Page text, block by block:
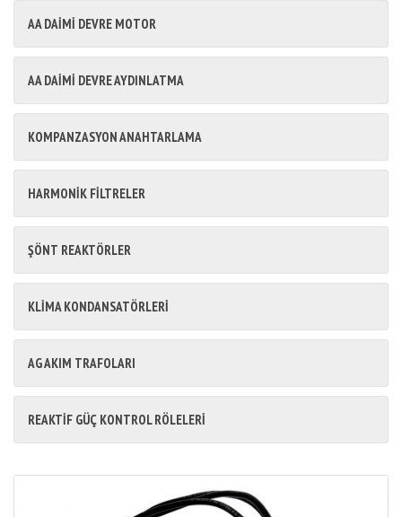
AA DAİMİ DEVRE MOTOR
AA DAİMİ DEVRE AYDINLATMA
KOMPANZASYON ANAHTARLAMA
HARMONİK FİLTRELER
ŞÖNT REAKTÖRLER
KLİMA KONDANSATÖRLERİ
AG AKIM TRAFOLARI
REAKTİF GÜÇ KONTROL RÖLELERİ